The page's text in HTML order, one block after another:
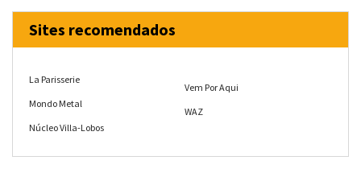
Sites recomendados
La Parisserie
Mondo Metal
Núcleo Villa-Lobos
Vem Por Aqui
WAZ